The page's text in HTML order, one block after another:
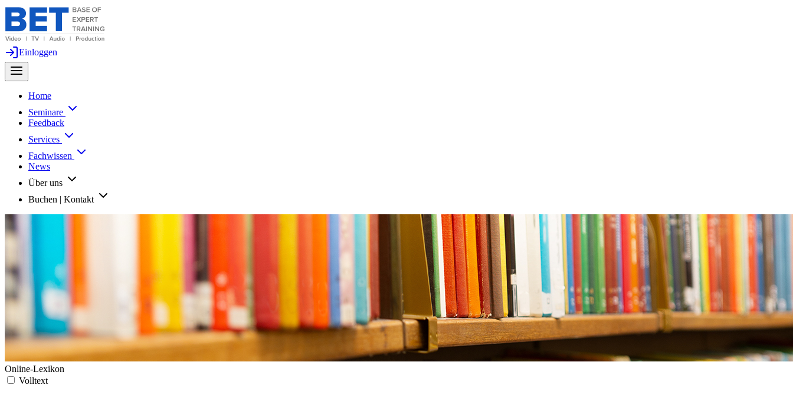
Einloggen
Home
Seminare
Feedback
Services
Fachwissen
News
Über uns
Buchen | Kontakt
Online-Lexikon
Volltext